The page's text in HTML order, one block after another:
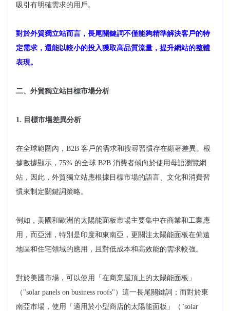
吸引有明確需求的用戶。
對於外貿獨立站而言，長尾關鍵詞不僅能夠精準解決客戶的特
定需求，還能以較小的投入獲取高品質流量，提升網站的整體
表現。
二、外貿獨立站目標市場分析
1. 目標市場差異分析
在全球範圍內，B2B 客戶的需求和搜尋習慣存在顯著差異。根
據數據顯示，75% 的全球 B2B 消費者傾向於使用母語瀏覽網
站，因此，外貿獨立站應根據目標市場的語言、文化和消費習
慣來制定關鍵詞策略。
例如，美國和歐洲的太陽能面板市場主要集中在商業和工業應
用，而亞洲，特別是印度和東南亞，更關注太陽能面板在偏遠
地區和住宅領域的應用，且對低成本和高效能的需求較強。
對於美國市場，可以使用「在商業屋頂上的太陽能面板」
（"solar panels on business roofs"）這一長尾關鍵詞；而對於東
南亞市場，使用「適用於小型商店的太陽能面板」（"solar